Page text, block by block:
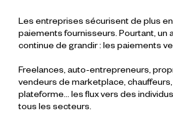
Les entreprises sécurisent de plus
paiements fournisseurs. Pourtant, un
continue de grandir : les paiements
Freelances, auto-entrepreneurs,
vendeurs de marketplace,
plateforme… les flux vers des
tous les secteurs.